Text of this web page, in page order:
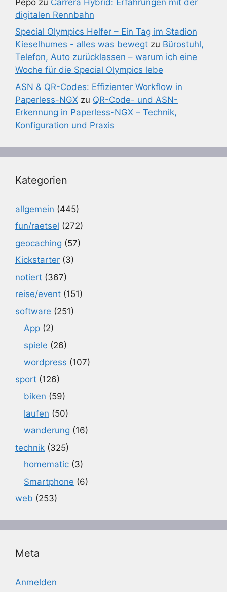
digitalen Rennbahn
Special Olympics Helfer – Ein Tag im Stadion
Kieselhumes - alles was bewegt zu Bürostuhl,
Telefon, Auto zurücklassen – warum ich eine
Woche für die Special Olympics lebe
ASN & QR-Codes: Effizienter Workflow in
Paperless-NGX zu QR-Code- und ASN-
Erkennung in Paperless-NGX – Technik,
Konfiguration und Praxis
Kategorien
allgemein (445)
fun/raetsel (272)
geocaching (57)
Kickstarter (3)
notiert (367)
reise/event (151)
software (251)
App (2)
spiele (26)
wordpress (107)
sport (126)
biken (59)
laufen (50)
wanderung (16)
technik (325)
homematic (3)
Smartphone (6)
web (253)
Meta
Anmelden